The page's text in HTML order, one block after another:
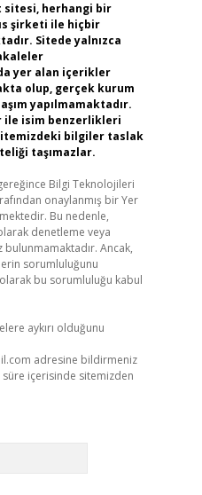
sitesi, herhangi bir
şirketi ile hiçbir
Sitede yalnızca
yer alan içerikler
olup, gerçek kurum
yapılmamaktadır.
ile isim benzerlikleri
bilgiler taslak
taşımazlar.
Bilgi Teknolojileri
onaylanmış bir Yer
Bu nedenle,
denetleme veya
Ancak,
sorumluluğunu
bu sorumluluğu kabul
aykırı olduğunu
adresine bildirmeniz
içerisinde sitemizden